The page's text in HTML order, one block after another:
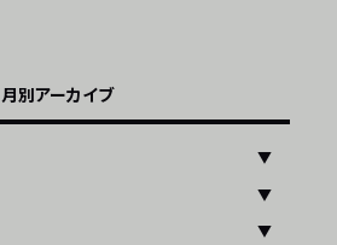
月別アーカイブ